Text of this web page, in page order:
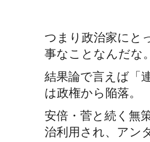
つまり政治家にと
事なことなんだな。
結果論で言えば「
は政権から陥落。
安倍・菅と続く無
治利用され、アン